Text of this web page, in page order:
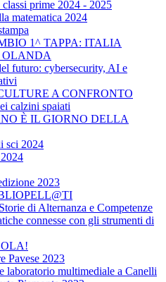
prime 2024 - 2025
matematica 2024
1^ TAPPA: ITALIA
OLANDA
futuro: cybersecurity, AI e
A CONFRONTO
calzini spaiati
È IL GIORNO DELLA
sci 2024
2023
di Alternanza e Competenze
connesse con gli strumenti di
Pavese 2023
laboratorio multimediale a Canelli